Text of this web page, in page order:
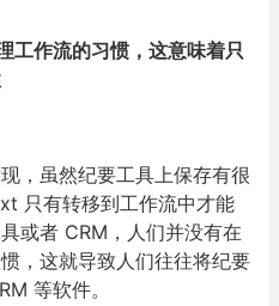
工作流的习惯，这意味着只
，虽然纪要工具上保存有很
只有转移到工作流中才能
或者 CRM，人们并没有在
，这就导致人们往往将纪要
等软件。